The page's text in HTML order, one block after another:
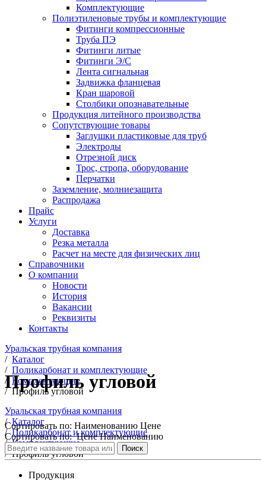
Комплектующие
Полиэтиленовые трубы и комплектующие
Фитинги компрессионные
Труба ПЭ
Фитинги литые
Фитинги Э/С
Лента сигнальная
Задвижка фланцевая
Кран шаровой
Столбики опознавательные
Продукция литейного производства
Сопутствующие товары
Заглушки пластиковые для труб
Электроды
Отрезной диск
Трос, стропа, оборудование
Перчатки
Заземление, молниезащита
Распродажа
Прайс
Услуги
Доставка
Резка металла
Расчет на месте для физических лиц
Справочники
О компании
Новости
История
Вакансии
Реквизиты
Контакты
Уральская трубная компания
/ Каталог
/ Поликарбонат и комплектующие
/ Комплектующие
/ Профиль угловой
Профиль угловой
Уральская трубная компания
/ Каталог
/ Поликарбонат и комплектующие
/ Комплектующие
/ Профиль угловой
Сортировать по: Наименованию Цене
Сортировать по: Цене Наименованию
Поиск
Продукция